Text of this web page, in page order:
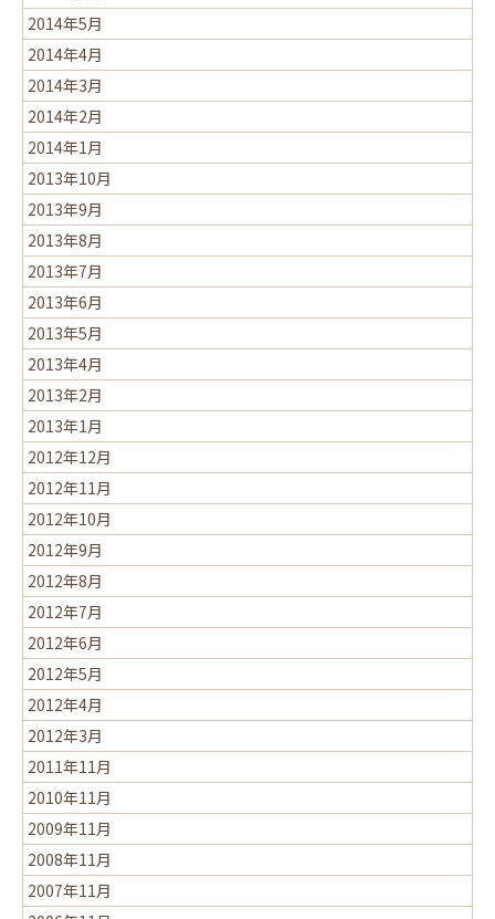
2014年5月
2014年4月
2014年3月
2014年2月
2014年1月
2013年10月
2013年9月
2013年8月
2013年7月
2013年6月
2013年5月
2013年4月
2013年2月
2013年1月
2012年12月
2012年11月
2012年10月
2012年9月
2012年8月
2012年7月
2012年6月
2012年5月
2012年4月
2012年3月
2011年11月
2010年11月
2009年11月
2008年11月
2007年11月